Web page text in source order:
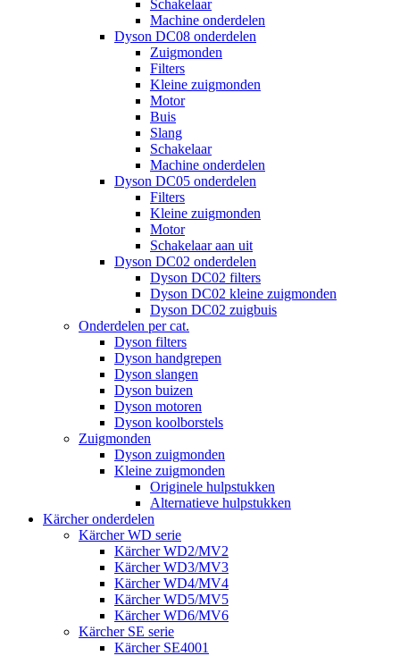
Schakelaar
Machine onderdelen
Dyson DC08 onderdelen
Zuigmonden
Filters
Kleine zuigmonden
Motor
Buis
Slang
Schakelaar
Machine onderdelen
Dyson DC05 onderdelen
Filters
Kleine zuigmonden
Motor
Schakelaar aan uit
Dyson DC02 onderdelen
Dyson DC02 filters
Dyson DC02 kleine zuigmonden
Dyson DC02 zuigbuis
Onderdelen per cat.
Dyson filters
Dyson handgrepen
Dyson slangen
Dyson buizen
Dyson motoren
Dyson koolborstels
Zuigmonden
Dyson zuigmonden
Kleine zuigmonden
Originele hulpstukken
Alternatieve hulpstukken
Kärcher onderdelen
Kärcher WD serie
Kärcher WD2/MV2
Kärcher WD3/MV3
Kärcher WD4/MV4
Kärcher WD5/MV5
Kärcher WD6/MV6
Kärcher SE serie
Kärcher SE4001